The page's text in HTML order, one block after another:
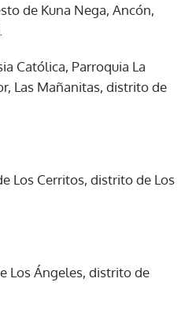
de Kuna Nega, Ancón,
Católica, Parroquia La
Las Mañanitas, distrito de
Los Cerritos, distrito de Los
Los Ángeles, distrito de